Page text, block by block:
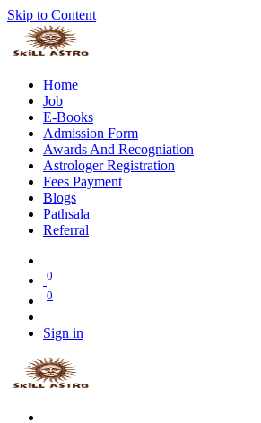
Skip to Content
Home
Job
E-Books
Admission Form
Awards And Recogniation
Astrologer Registration
Fees Payment
Blogs
Pathsala
Referral
0
0
Sign in